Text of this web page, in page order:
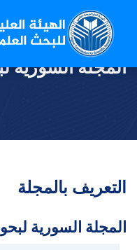
المجلة
التعريف بالمجلة
المجلة السورية